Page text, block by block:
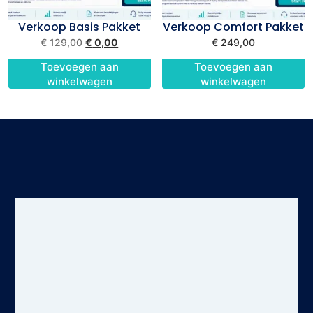
Verkoop Basis Pakket
€129,00 € 0,00
Toevoegen aan
winkelwagen
Verkoop Comfort Pakket
€ 249,00
Toevoegen aan
winkelwagen